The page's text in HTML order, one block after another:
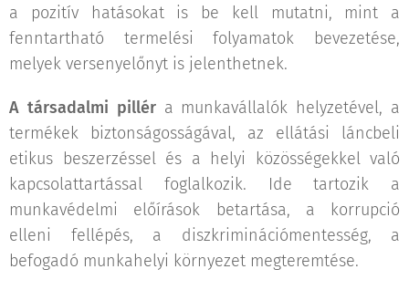
a pozitív hatásokat is be kell mutatni, mint a
fenntartható termelési folyamatok bevezetése,
melyek versenyelőnyt is jelenthetnek.
A társadalmi pilléra munkavállalók helyzetével, a
termékek biztonságosságával, az ellátási láncbeli
etikus beszerzéssel és a helyi közösségekkel való
kapcsolattartással foglalkozik. Ide tartozik a
munkavédelmi előírások betartása, a korrupció
elleni fellépés, a diszkriminációmentesség, a
befogadó munkahelyi környezet megteremtése.